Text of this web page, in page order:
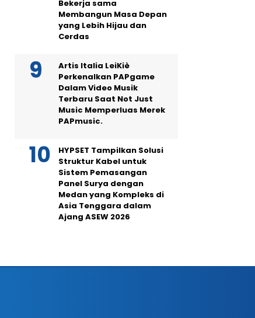
Bekerja sama
Membangun Masa Depan
yang Lebih Hijau dan
Cerdas
Artis Italia LeiKiè
Perkenalkan PAPgame
Dalam Video Musik
Terbaru Saat Not Just
Music Memperluas Merek
PAPmusic.
HYPSET Tampilkan Solusi
Struktur Kabel untuk
Sistem Pemasangan
Panel Surya dengan
Medan yang Kompleks di
Asia Tenggara dalam
Ajang ASEW 2026